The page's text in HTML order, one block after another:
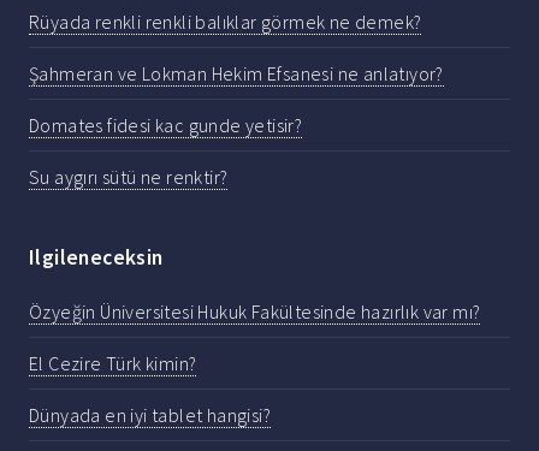
Rüyada renkli renkli balıklar görmek ne demek?
Şahmeran ve Lokman Hekim Efsanesi ne anlatıyor?
Domates fidesi kac gunde yetisir?
Su aygırı sütü ne renktir?
Ilgileneceksin
Özyeğin Üniversitesi Hukuk Fakültesinde hazırlık var mı?
El Cezire Türk kimin?
Dünyada en iyi tablet hangisi?